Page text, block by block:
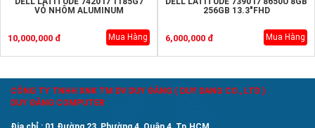
VỎ NHÔM ALUMINUM
10,000,000 đ Mua Hàng
256GB 13.3"FHD
6,000,000 đ Mua Hàng
CÔNG TY TNHH XNK TM DV DUY ĐĂNG ( DUY DANG CO., LTD )
DUY ĐĂNG COMPUTER